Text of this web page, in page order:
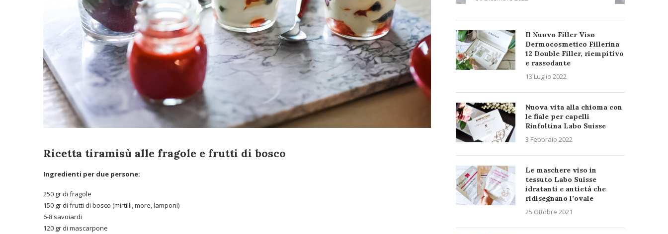
Ricetta tiramisù alle fragole e frutti di bosco
Ingredienti per due persone:
250 gr di fragole
150 gr di frutti di bosco (mirtilli, more, lamponi)
6-8 savoiardi
120 gr di mascarpone
Il Nuovo Filler Viso
Dermocosmetico Fillerina
12 Double Filler, riempitivo
e rassodante
13 Luglio 2022
Nuova vita alla chioma con
le fiale per capelli
Rinfoltina Labo Suisse
3 Febbraio 2022
Le maschere viso in
tessuto Labo Suisse
idratanti e antietà che
ridisegnano l’ovale
25 Ottobre 2021